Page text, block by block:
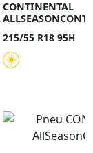
CONTINENTAL
215/55 R18 95H